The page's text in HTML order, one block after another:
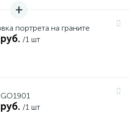
портрета на граните
/1 шт
/1 шт